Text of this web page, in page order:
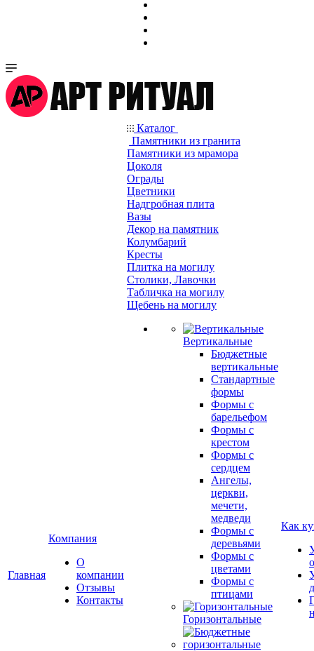
Главная
Компания
О
компании
Отзывы
Контакты
Каталог
Памятники из гранита
Памятники из мрамора
Цоколя
Ограды
Цветники
Надгробная плита
Вазы
Декор на памятник
Колумбарий
Кресты
Плитка на могилу
Столики, Лавочки
Табличка на могилу
Щебень на могилу
Вертикальные
Бюджетные
вертикальные
Стандартные
формы
Формы с
барельефом
Формы с
крестом
Формы с
сердцем
Ангелы,
церкви,
мечети,
медведи
Формы с
деревьями
Формы с
цветами
Формы с
птицами
Горизонтальные
Как